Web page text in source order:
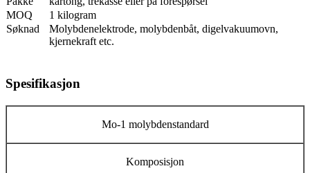
MOQ
1 kilogram
Søknad
Molybdenelektrode, molybdenbåt, digelvakuumovn,
kjernekraft etc.
Spesifikasjon
Mo-1 molybdenstandard
Komposisjon